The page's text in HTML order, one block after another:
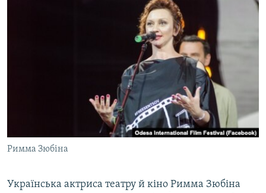
СВІДЧЕННЯ ОКУПАЦІЇ
УКРАЇНСЬКА ПРОБЛЕМА КРИМУ
ІНФОГРАФІКА
ЯК ОБІЙТИ БЛОКУВАННЯ
ДОЛУЧАЙСЯ!
Римма Зюбіна
Українська актриса театру й кіно Римма Зюбіна